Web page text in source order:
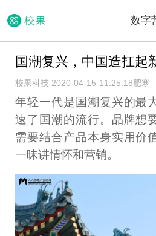
数字
国潮复兴，中国造扛起
校果科技 2020-04-15 11:25:18肥寒
年轻一代是国潮复兴的最
速了国潮的流行。品牌想
需要结合产品本身实用价
一昧讲情怀和营销。